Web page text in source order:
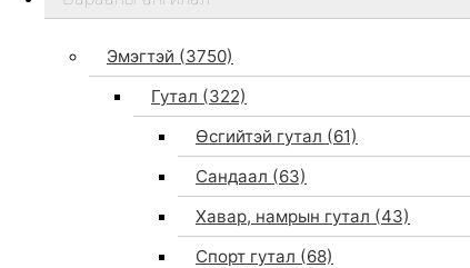
Дэлгүүр
Эмэгтэй (3750)
Гутал (322)
Өсгийтэй гутал (61)
Сандаал (63)
Хавар, намрын гутал (43)
Спорт гутал (68)